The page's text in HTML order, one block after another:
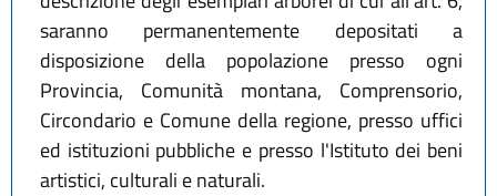
saranno permanentemente depositati a
disposizione della popolazione presso ogni
Provincia, Comunità montana, Comprensorio,
Circondario e Comune della regione, presso uffici
ed istituzioni pubbliche e presso l'Istituto dei beni
artistici, culturali e naturali.